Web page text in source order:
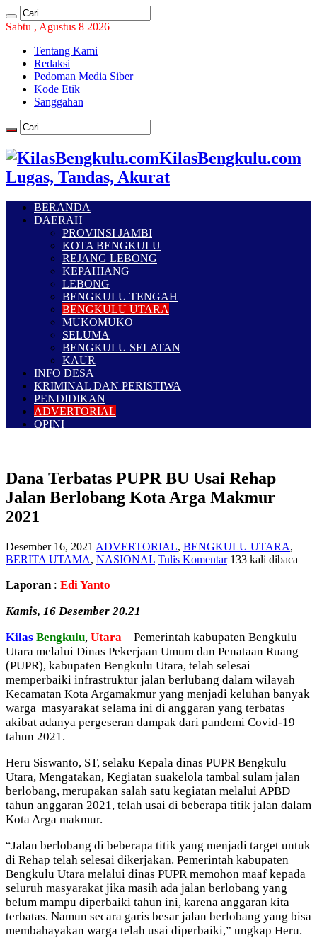
Sabtu , Agustus 8 2026
Tentang Kami
Redaksi
Pedoman Media Siber
Kode Etik
Sanggahan
KilasBengkulu.com
Lugas, Tandas, Akurat
BERANDA
DAERAH
PROVINSI JAMBI
KOTA BENGKULU
REJANG LEBONG
KEPAHIANG
LEBONG
BENGKULU TENGAH
BENGKULU UTARA
MUKOMUKO
SELUMA
BENGKULU SELATAN
KAUR
INFO DESA
KRIMINAL DAN PERISTIWA
PENDIDIKAN
ADVERTORIAL
OPINI
Dana Terbatas PUPR BU Usai Rehap
Jalan Berlobang Kota Arga Makmur
2021
Desember 16, 2021 ADVERTORIAL, BENGKULU UTARA,
BERITA UTAMA, NASIONAL Tulis Komentar 133 kali dibaca
Laporan : Edi Yanto
Kamis, 16 Desember 20.21
Kilas Bengkulu, Utara – Pemerintah kabupaten Bengkulu
Utara melalui Dinas Pekerjaan Umum dan Penataan Ruang
(PUPR), kabupaten Bengkulu Utara, telah selesai
memperbaiki infrastruktur jalan berlubang dalam wilayah
Kecamatan Kota Argamakmur yang menjadi keluhan banyak
warga masyarakat selama ini di anggaran yang terbatas
akibat adanya pergeseran dampak dari pandemi Covid-19
tahun 2021.
Heru Siswanto, ST, selaku Kepala dinas PUPR Bengkulu
Utara, Mengatakan, Kegiatan suakelola tambal sulam jalan
berlobang, merupakan salah satu kegiatan melalui APBD
tahun anggaran 2021, telah usai di beberapa titik jalan dalam
Kota Arga makmur.
“Jalan berlobang di beberapa titik yang menjadi target untuk
di Rehap telah selesai dikerjakan. Pemerintah kabupaten
Bengkulu Utara melalui dinas PUPR memohon maaf kepada
seluruh masyarakat jika masih ada jalan berlobang yang
belum mampu diperbaiki tahun ini, karena anggaran kita
terbatas. Namun secara garis besar jalan berlobang yang bisa
membahayakan warga telah usai diperbaiki,” ungkap Heru.